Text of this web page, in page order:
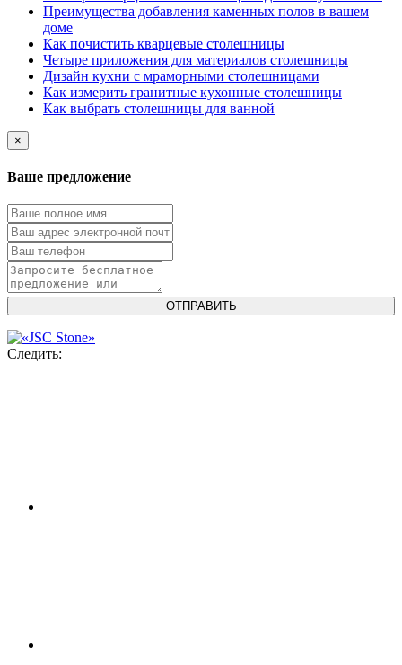
Преимущества добавления каменных полов в вашем
доме
Как почистить кварцевые столешницы
Четыре приложения для материалов столешницы
Дизайн кухни с мраморными столешницами
Как измерить гранитные кухонные столешницы
Как выбрать столешницы для ванной
×
Ваше предложение
Следить: